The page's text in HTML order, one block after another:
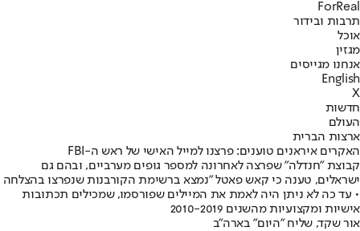
ForReal
תרבות ובידור
אוכל
מגזין
אנחנו מגייסים
English
X
חדשות
העולם
ארצות הברית
האקרים איראנים טוענים: פרצנו למייל האישי של ראש ה-FBI
קבוצת "חנדלה" שפרצה לאחרונה למספר גופים מערביים, ובהם גם
ישראלים, טענה כי קאש פאטל "נמצא ברשימת הקורבנות שנפרצו בהצלחה
• עד כה לא ניתן היה לאמת את המיילים שפורסמו, שמכילים תכתובות
אישיות ומקצועיות מהשנים 2010-2019
אור שקד, שליח "היום" בארה"ב